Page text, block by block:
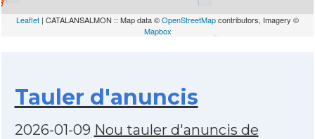
Leaflet | CATALANSALMON :: Map data ©OpenStreetMapcontributors, Imagery ©
Mapbox
Tauler d'anuncis
2026-01-09 Nou tauler d'anuncis de